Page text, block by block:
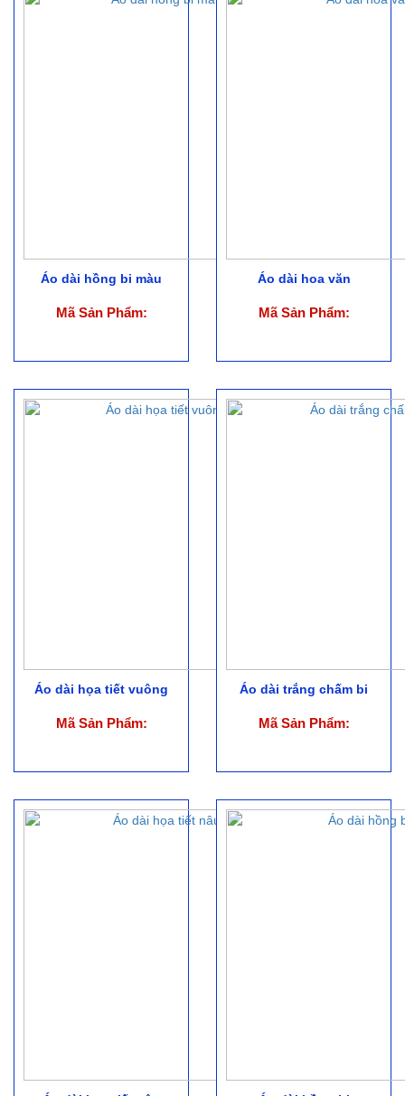
Áo dài hồng bi màu
Mã Sản Phẩm:
Áo dài hoa văn
Mã Sản Phẩm:
Áo dài họa tiết vuông
Mã Sản Phẩm:
Áo dài trắng chấm bi
Mã Sản Phẩm: